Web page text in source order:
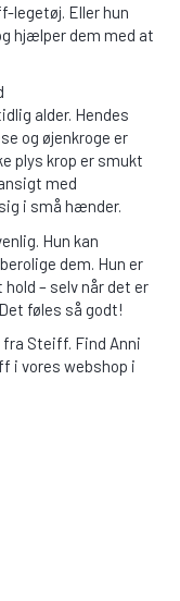
legetøj. Eller hun
hjælper dem med at
alder. Hendes
og øjenkroge er
plys krop er smukt
med
i små hænder.
Hun kan
dem. Hun er
– selv når det er
føles så godt!
fra Steiff. Find Anni
i vores webshop i